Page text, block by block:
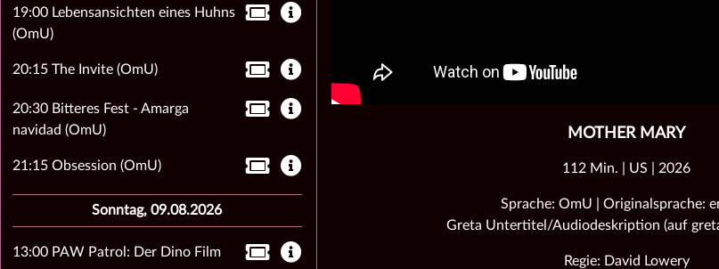
MOTHER MARY
112 Min. | US | 2026
Sprache: OmU | Originalsprache:
Greta Untertitel/Audiodeskription (auf
Regie: David Lowery
19:00 Lebensansichten eines Huhns
(OmU)
20:15 The Invite (OmU)
20:30 Bitteres Fest - Amarga
navidad (OmU)
21:15 Obsession (OmU)
Sonntag, 09.08.2026
13:00 PAW Patrol: Der Dino Film